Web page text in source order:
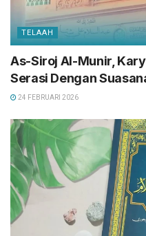
TELAAH
As-Siroj Al-Munir,
Serasi Dengan
24 FEBRUARI 2026